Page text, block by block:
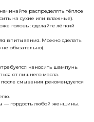
распределять тёплое
на сухие или влажные).
головы: сделайте лёгкий
впитывания. Можно сделать
обязательно).
наносить шампунь
от лишнего масла.
смывания рекомендуется
— гордость любой женщины.